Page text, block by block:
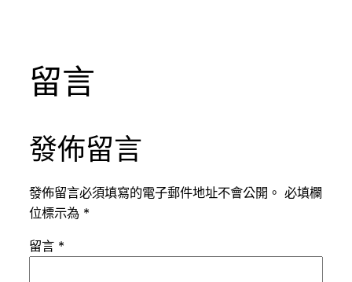
留言
發佈留言
發佈留言必須填寫的電子郵件地址不會公開。 必填欄
位標示為 *
留言 *